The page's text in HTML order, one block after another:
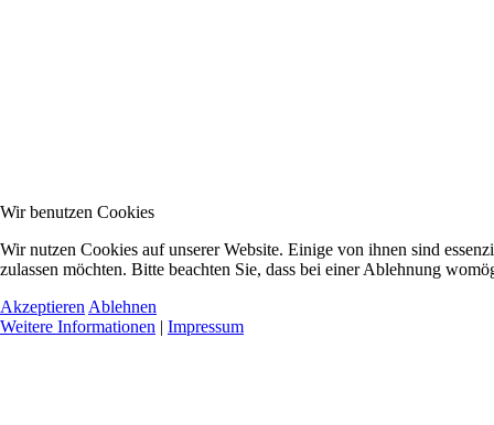
Wir benutzen Cookies
Wir nutzen Cookies auf unserer Website. Einige von ihnen sind
zulassen möchten. Bitte beachten Sie, dass bei einer Ablehnung
Akzeptieren Ablehnen
Weitere Informationen | Impressum